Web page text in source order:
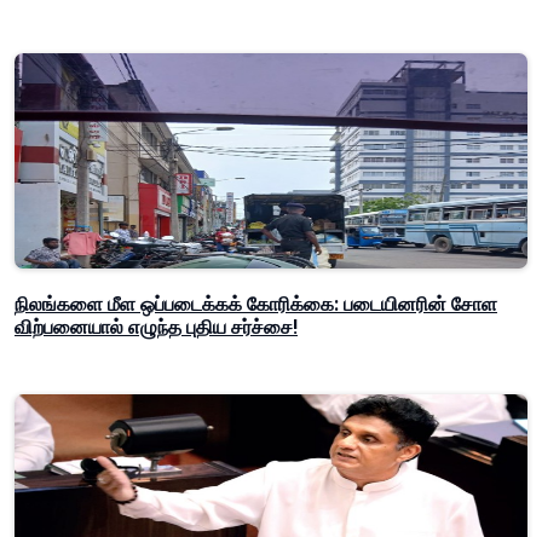
நிலங்களை மீள ஒப்படைக்கக் கோரிக்கை: படையினரின் சோள
விற்பனையால் எழுந்த புதிய சர்ச்சை!